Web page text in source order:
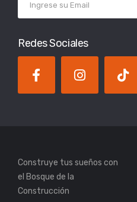
Redes Sociales
Construye tus sueños con
el Bosque de la
Construcción